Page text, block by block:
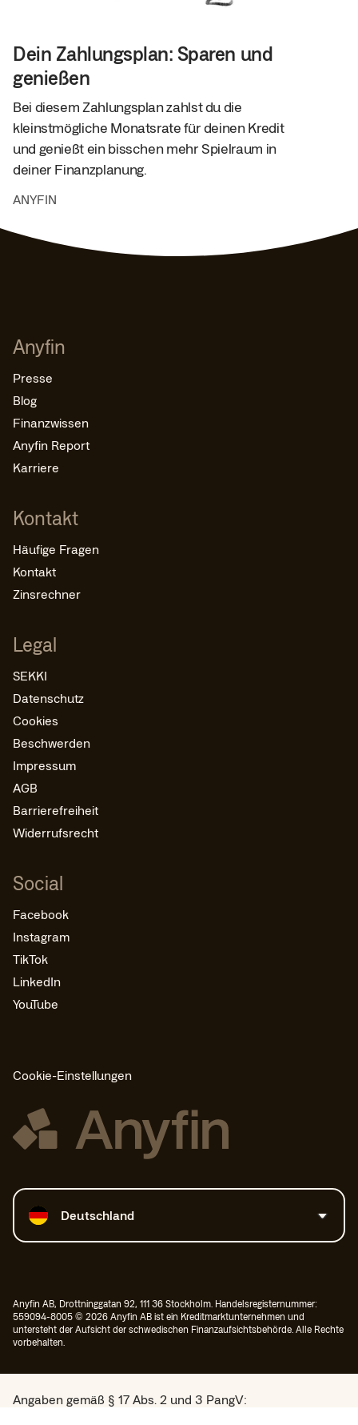
Dein Zahlungsplan: Sparen und
genießen
Bei diesem Zahlungsplan zahlst du die
kleinstmögliche Monatsrate für deinen Kredit
und genießt ein bisschen mehr Spielraum in
deiner Finanzplanung.
ANYFIN
Anyfin
Presse
Blog
Finanzwissen
Anyfin Report
Karriere
Kontakt
Häufige Fragen
Kontakt
Zinsrechner
Legal
SEKKI
Datenschutz
Cookies
Beschwerden
Impressum
AGB
Barrierefreiheit
Widerrufsrecht
Social
Facebook
Instagram
TikTok
LinkedIn
YouTube
Cookie-Einstellungen
Land auswählen
Deutschland
Anyfin AB, Drottninggatan 92, 111 36 Stockholm. Handelsregisternummer:
559094-8005 © 2026 Anyfin AB ist ein Kreditmarktunternehmen und
untersteht der Aufsicht der schwedischen Finanzaufsichtsbehörde. Alle Rechte
vorbehalten.
Angaben gemäß § 17 Abs. 2 und 3 PangV: